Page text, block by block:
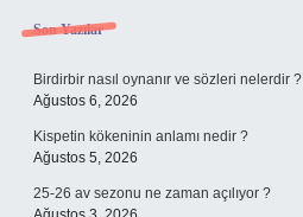
Sidebar
Son Yazılar
Birdirbir nasıl oynanır ve sözleri nelerdir ?
Ağustos 6, 2026
Kispetin kökeninin anlamı nedir ?
Ağustos 5, 2026
25-26 av sezonu ne zaman açılıyor ?